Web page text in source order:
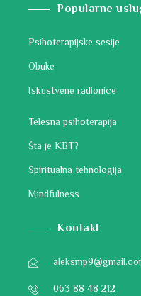
Popularne
Psihoterapijske sesije
Obuke
Iskustvene radionice
Telesna psihoterapija
Šta je KBT?
Spiritualna tehnologija
Mindfulness
Kontakt
063 88 48 212